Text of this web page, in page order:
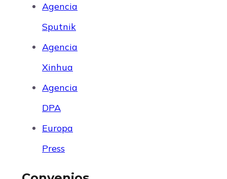
Agencia
Sputnik
Agencia
Xinhua
Agencia
DPA
Europa
Press